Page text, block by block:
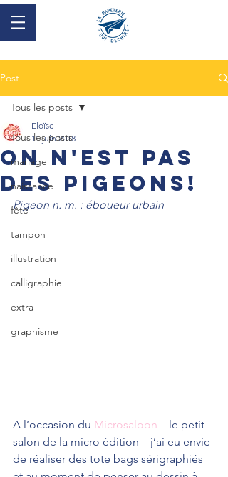
Post
Tous les posts
mariage
naissance
fête
tampon
illustration
calligraphie
extra
graphisme
Tous les posts
on n'est pas
des pigeons!
Eloïse
11 juin 2018
Pigeon n. m. : éboueur urbain
A l’occasion du Microsaloon – le petit
salon de la micro édition – j’ai eu envie
de réaliser des tote bags sérigraphiés